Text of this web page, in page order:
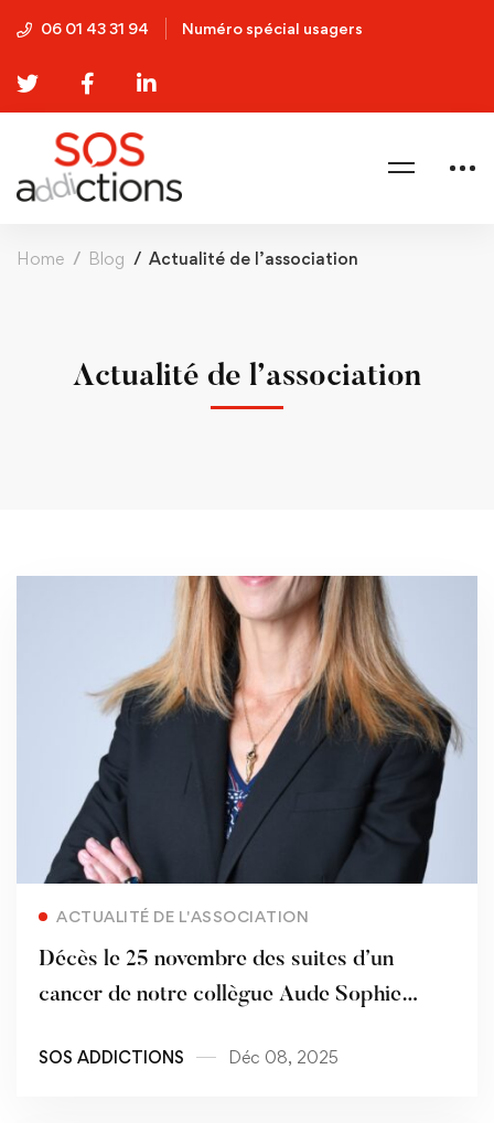
06 01 43 31 94 Numéro spécial usagers
Home Blog Actualité de l’association
Actualité de l’association
ACTUALITÉ DE L'ASSOCIATION
Décès le 25 novembre des suites d’un
cancer de notre collègue Aude Sophie
SOS ADDICTIONS Déc 08, 2025